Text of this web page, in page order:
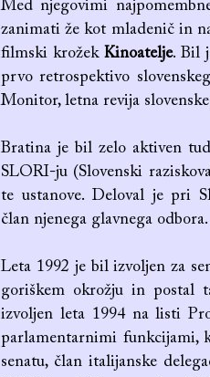
Med njegovimi
zanimati že kot mladenič in
filmski krožek Kinoatelje. Bil
prvo retrospektivo
Monitor, letna revija
Bratina je bil zelo aktiven
SLORI-ju (Slovenski
te ustanove. Deloval je pri
član njenega glavnega odbora.
Leta 1992 je bil izvoljen za
goriškem okrožju in postal
izvoljen leta 1994 na listi
parlamentarnimi funkcijami,
senatu, član italijanske